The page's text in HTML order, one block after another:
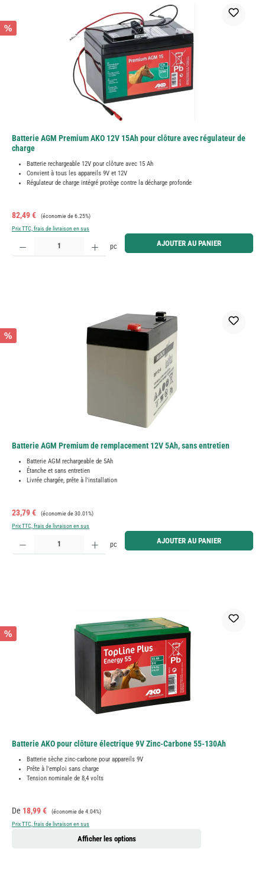
%
Batterie AGM Premium AKO 12V 15Ah pour clôture avec régulateur de
charge
Batterie rechargeable 12V pour clôture avec 15 Ah
Convient à tous les appareils 9V et 12V
Régulateur de charge intégré protège contre la décharge profonde
Prix de vente :
82,49 € Prix régulier :
(économie de 6.25%)
Prix TTC, frais de livraison en sus
Quantité de produit : Entrez la quantité souhaitée ou utilisez les boutons pour augmenter ou
pc AJOUTER AU PANIER
%
Batterie AGM Premium de remplacement 12V 5Ah, sans entretien
Batterie AGM rechargeable de 5Ah
Étanche et sans entretien
Livrée chargée, prête à l'installation
Prix de vente :
23,79 € Prix régulier :
(économie de 30.01%)
Prix TTC, frais de livraison en sus
Quantité de produit : Entrez la quantité souhaitée ou utilisez les boutons pour augmenter ou
pc AJOUTER AU PANIER
%
Batterie AKO pour clôture électrique 9V Zinc-Carbone 55-130Ah
Batterie sèche zinc-carbone pour appareils 9V
Prête à l'emploi sans charge
Tension nominale de 8,4 volts
Prix de vente :
De 18,99 € Prix régulier :
(économie de 4.04%)
Prix TTC, frais de livraison en sus
Afficher les options